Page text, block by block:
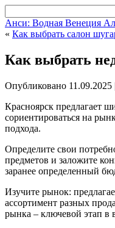
Анси: Водная Венеция
« Как выбрать салон
Как выбрать
Опубликовано 11.09.2025
Красноярск предлагает
сориентироваться на
подхода.
Определите свои
предметов и заложите
заранее определенный
Изучите рынок:
ассортимент разных
рынка – ключевой этап в